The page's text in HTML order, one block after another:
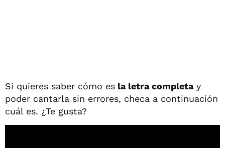
Si quieres saber cómo es la letra completay
poder cantarla sin errores, checa a continuación
cuál es. ¿Te gusta?